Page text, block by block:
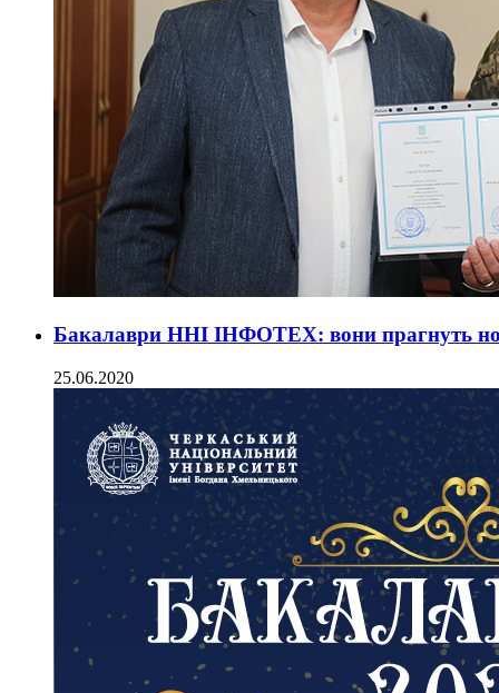
Бакалаври ННІ ІНФОТЕХ: вони прагнуть
25.06.2020